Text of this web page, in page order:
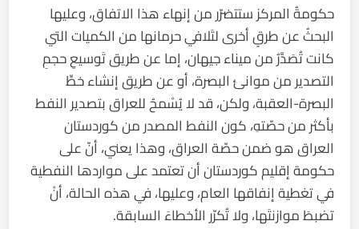
حكومةُ المركز ستتضرّر من إنهاء هذا الاتفاق، وعليها
البحثُ عن طرقٍ أخرى لتَلافي حرمانها من الكميات التي
كانت تُصَدَّرُ من ميناء جيهان، إما عن طريق تَوسيعِ حجمِ
التصدير من موانئ البصرة، أو عن طريق إنشاء خطِّ
البصرة-العقبة، ولكن، قد لا يُسْمحُ للعراق بتصدير النفط
بأكثر من حصّتهِ، كون النفط المصدر من كوردستان
العراق هو ضمن حصّة العراق، وهذا يعني، أنّ على
حكومة إقليم كوردستان أن تعتمد على مواردها النفطية
في تغطية إنفاقها العام، وعليها، في هذه الحالة، أنْ
تضبطَ موازنتَها، ولا تُكرّر الأخطاءَ السابقة.